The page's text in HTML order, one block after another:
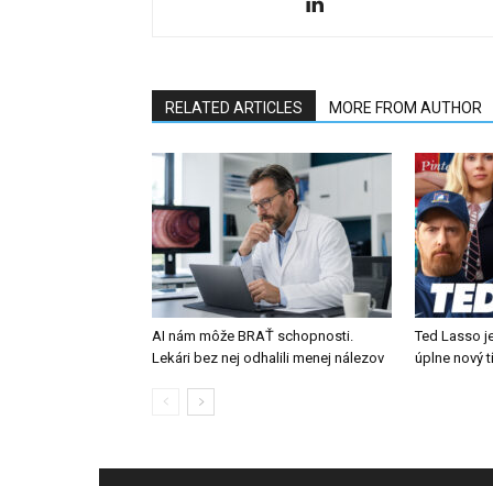
RELATED ARTICLES MORE FROM AUTHOR
AI nám môže BRAŤ schopnosti.
Lekári bez nej odhalili menej nálezov
Ted Lasso
úplne nový